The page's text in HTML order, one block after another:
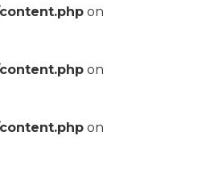
on
on
on